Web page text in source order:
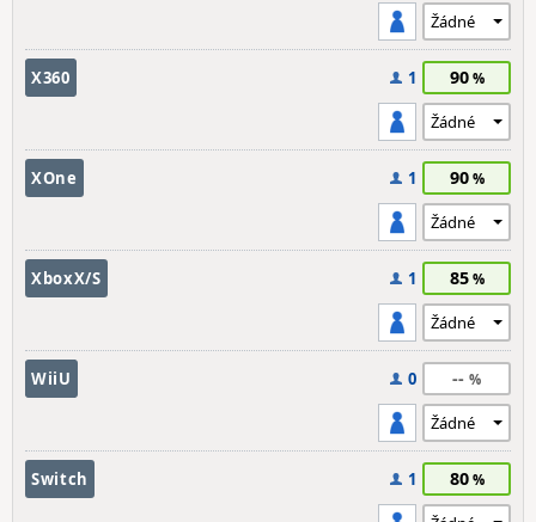
X360 1 90
XOne 1 90
XboxX/S 1 85
WiiU 0 --
Switch 1 80